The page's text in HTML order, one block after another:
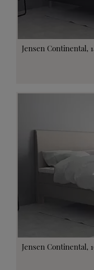
Jensen Continental,
Jensen Continental,